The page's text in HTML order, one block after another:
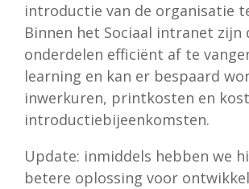
introductie van de organisatie
Binnen het Sociaal intranet zijn
onderdelen efficiënt af te
learning en kan er bespaard
inwerkuren, printkosten en
introductiebijeenkomsten.
Update: inmiddels hebben we
betere oplossing voor